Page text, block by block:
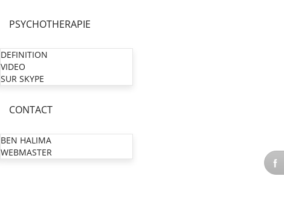
PSYCHOTHERAPIE
DEFINITION
VIDEO
SUR SKYPE
CONTACT
BEN HALIMA
WEBMASTER